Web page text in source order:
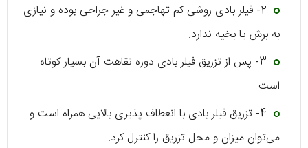
2- فیلر بادی روشی کم تهاجمی و غیر جراحی بوده و نیازی
به برش یا بخیه ندارد.
3- پس از تزریق فیلر بادی دوره نقاهت آن بسیار کوتاه
است.
4- تزریق فیلر بادی با انعطاف پذیری بالایی همراه است و
می‌توان میزان و محل تزریق را کنترل کرد.